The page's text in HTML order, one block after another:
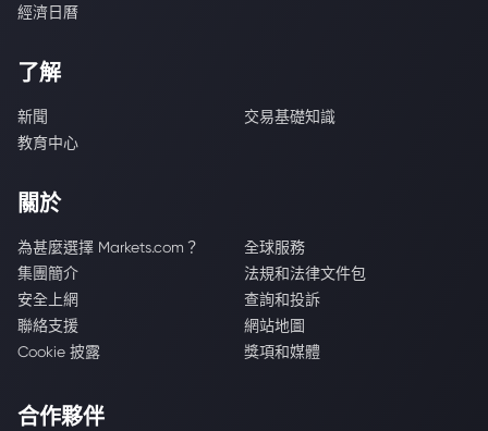
經濟日曆
了解
新聞
交易基礎知識
教育中心
關於
為甚麼選擇 Markets.com？
全球服務
集團簡介
法規和法律文件包
安全上網
查詢和投訴
聯絡支援
網站地圖
Cookie 披露
獎項和媒體
合作夥伴